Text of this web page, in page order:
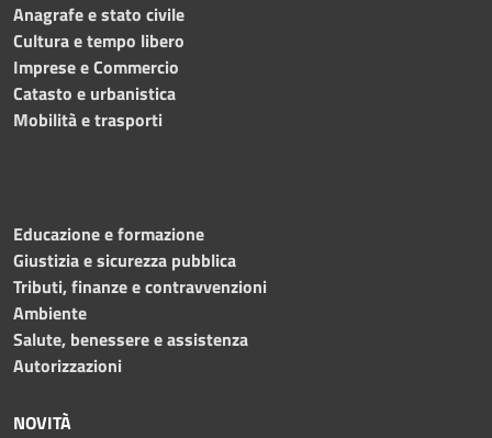
Anagrafe e stato civile
Cultura e tempo libero
Imprese e Commercio
Catasto e urbanistica
Mobilità e trasporti
Educazione e formazione
Giustizia e sicurezza pubblica
Tributi, finanze e contravvenzioni
Ambiente
Salute, benessere e assistenza
Autorizzazioni
NOVITÀ